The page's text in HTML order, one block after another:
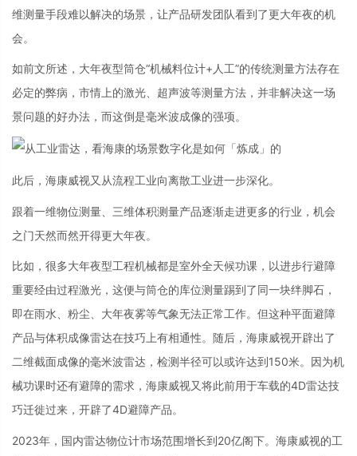
维测量手段难以解决的场景，让产品研发团队看到了更大年夜的机
会。
如前文所述，大年夜型筒仓“机械料位计+人工”的传统测量方法存在
必定的弊病，市情上的激光、超声波等测量方法，并非解决这一场
景问题的好办法，而这倒是毫米波成像的强项。
此后，海康威视又从流程工业向离散工业进一步深化。
跟着一维物位测量、三维体积测量产品逐渐走进更多的行业，机会
之门天然而然开得更大年夜。
比如，很多大年夜型工程机械都是室外全天候功课，以进步行避障
重要经由过程激光，这便与筒仓的库位测量踢到了同一块绊脚石，
即在雨水、粉尘、大年夜雾等气象无法正常工作。但这种平面避障
产品与体积成像雷达在技巧上有相通性。随后，海康威视开辟出了
二维截面成像的毫米波雷达，检测半径可以或许达到150米。因为机
械功课时还有避障的需求，海康威视又将此前用于车载的4D雷达技
巧迁徙过来，开辟了4D避障产品。
2023年，国内雷达物位计市场范围增长到20亿阁下。海康威视的工